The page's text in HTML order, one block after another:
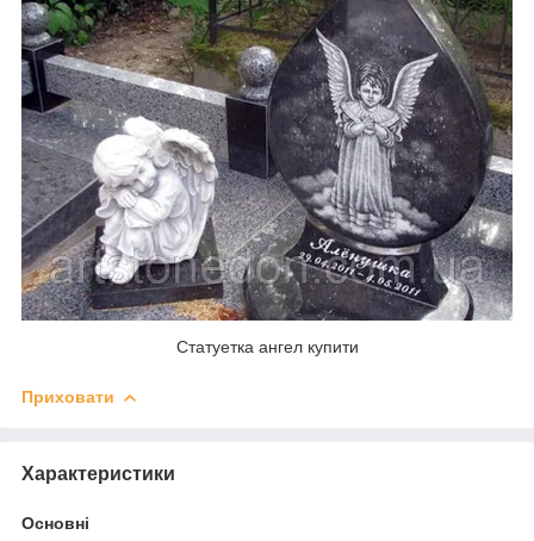
Статуетка ангел купити
Приховати
Характеристики
Основні